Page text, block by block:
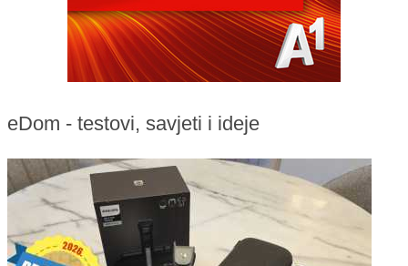
eDom - testovi, savjeti i ideje